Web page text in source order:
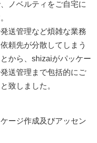
ノベルティをご自宅に
送管理など煩雑な業務
頼先が分散してしまう
から、shizaiがパッケー
送管理まで包括的にご
致しました。
ージ作成及びアッセン